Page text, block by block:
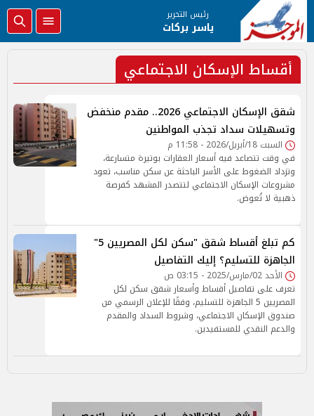
رئيس التحرير
ياسر بركات
أقساط الإسكان الاجتماعي
شقق الإسكان الاجتماعي 2026.. مقدم منخفض
وتسهيلات سداد تجذب المواطنين
السبت 18/أبريل/2026 - 11:58 م
في وقت تتصاعد فيه أسعار العقارات بوتيرة متسارعة،
وتزداد الضغوط على الأسر الباحثة عن سكن مناسب، تعود
مشروعات الإسكان الاجتماعي لتتصدر المشهد كفرصة
ذهبية لا تُعوض.
كم تبلغ أقساط شقق "سكن لكل المصريين 5"
الجاهزة للتسليم؟ إليك التفاصيل
الأحد 02/مارس/2025 - 03:15 ص
تعرف على تفاصيل أقساط وأسعار شقق سكن لكل
المصريين 5 الجاهزة للتسليم، وفقًا للإعلان الرسمي من
صندوق الإسكان الاجتماعي، وشروط السداد والمقدم
والدعم النقدي للمستفيدين.